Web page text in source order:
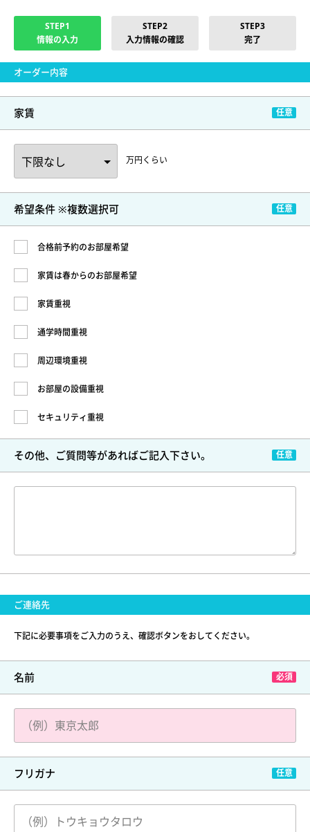
STEP1
情報の入力
STEP2
入力情報の確認
STEP3
完了
オーダー内容
家賃
万円くらい
希望条件 ※複数選択可
合格前予約のお部屋希望
家賃は春からのお部屋希望
家賃重視
通学時間重視
周辺環境重視
お部屋の設備重視
セキュリティ重視
その他、ご質問等があればご記入下さい。
ご連絡先
下記に必要事項をご入力のうえ、確認ボタンをおしてください。
名前
フリガナ